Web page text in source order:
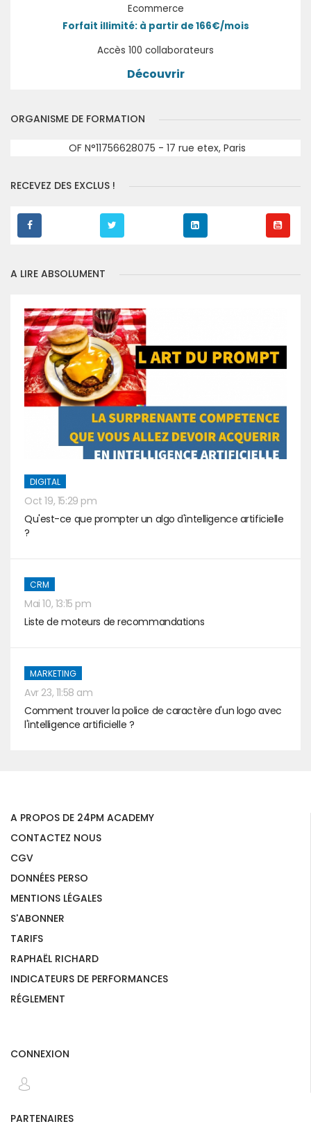
Ecommerce
Forfait illimité: à partir de 166€/mois
Accès 100 collaborateurs
Découvrir
ORGANISME DE FORMATION
OF N°11756628075 - 17 rue etex, Paris
RECEVEZ DES EXCLUS !
A LIRE ABSOLUMENT
DIGITAL
Oct 19, 15:29 pm
Qu'est-ce que prompter un algo d'intelligence artificielle
?
CRM
Mai 10, 13:15 pm
Liste de moteurs de recommandations
MARKETING
Avr 23, 11:58 am
Comment trouver la police de caractère d'un logo avec
l'intelligence artificielle ?
A PROPOS DE 24PM ACADEMY
CONTACTEZ NOUS
CGV
DONNÉES PERSO
MENTIONS LÉGALES
S'ABONNER
TARIFS
RAPHAËL RICHARD
INDICATEURS DE PERFORMANCES
RÉGLEMENT
CONNEXION
PARTENAIRES